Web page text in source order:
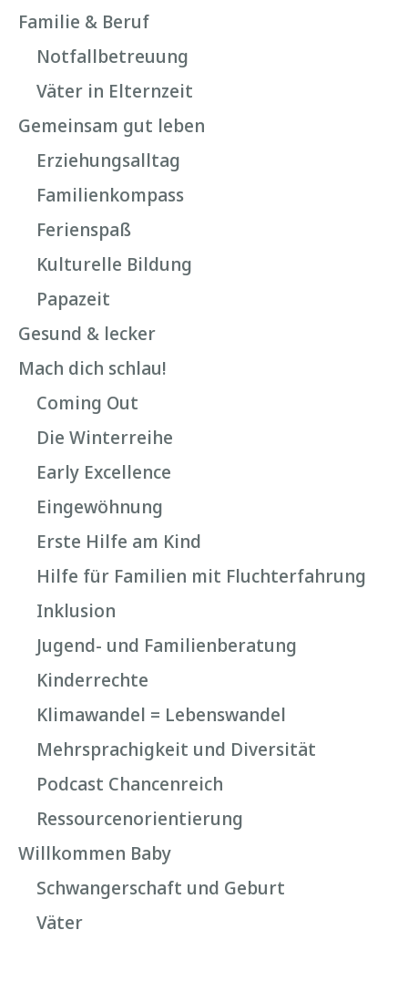
Familie & Beruf
Notfallbetreuung
Väter in Elternzeit
Gemeinsam gut leben
Erziehungsalltag
Familienkompass
Ferienspaß
Kulturelle Bildung
Papazeit
Gesund & lecker
Mach dich schlau!
Coming Out
Die Winterreihe
Early Excellence
Eingewöhnung
Erste Hilfe am Kind
Hilfe für Familien mit Fluchterfahrung
Inklusion
Jugend- und Familienberatung
Kinderrechte
Klimawandel = Lebenswandel
Mehrsprachigkeit und Diversität
Podcast Chancenreich
Ressourcenorientierung
Willkommen Baby
Schwangerschaft und Geburt
Väter